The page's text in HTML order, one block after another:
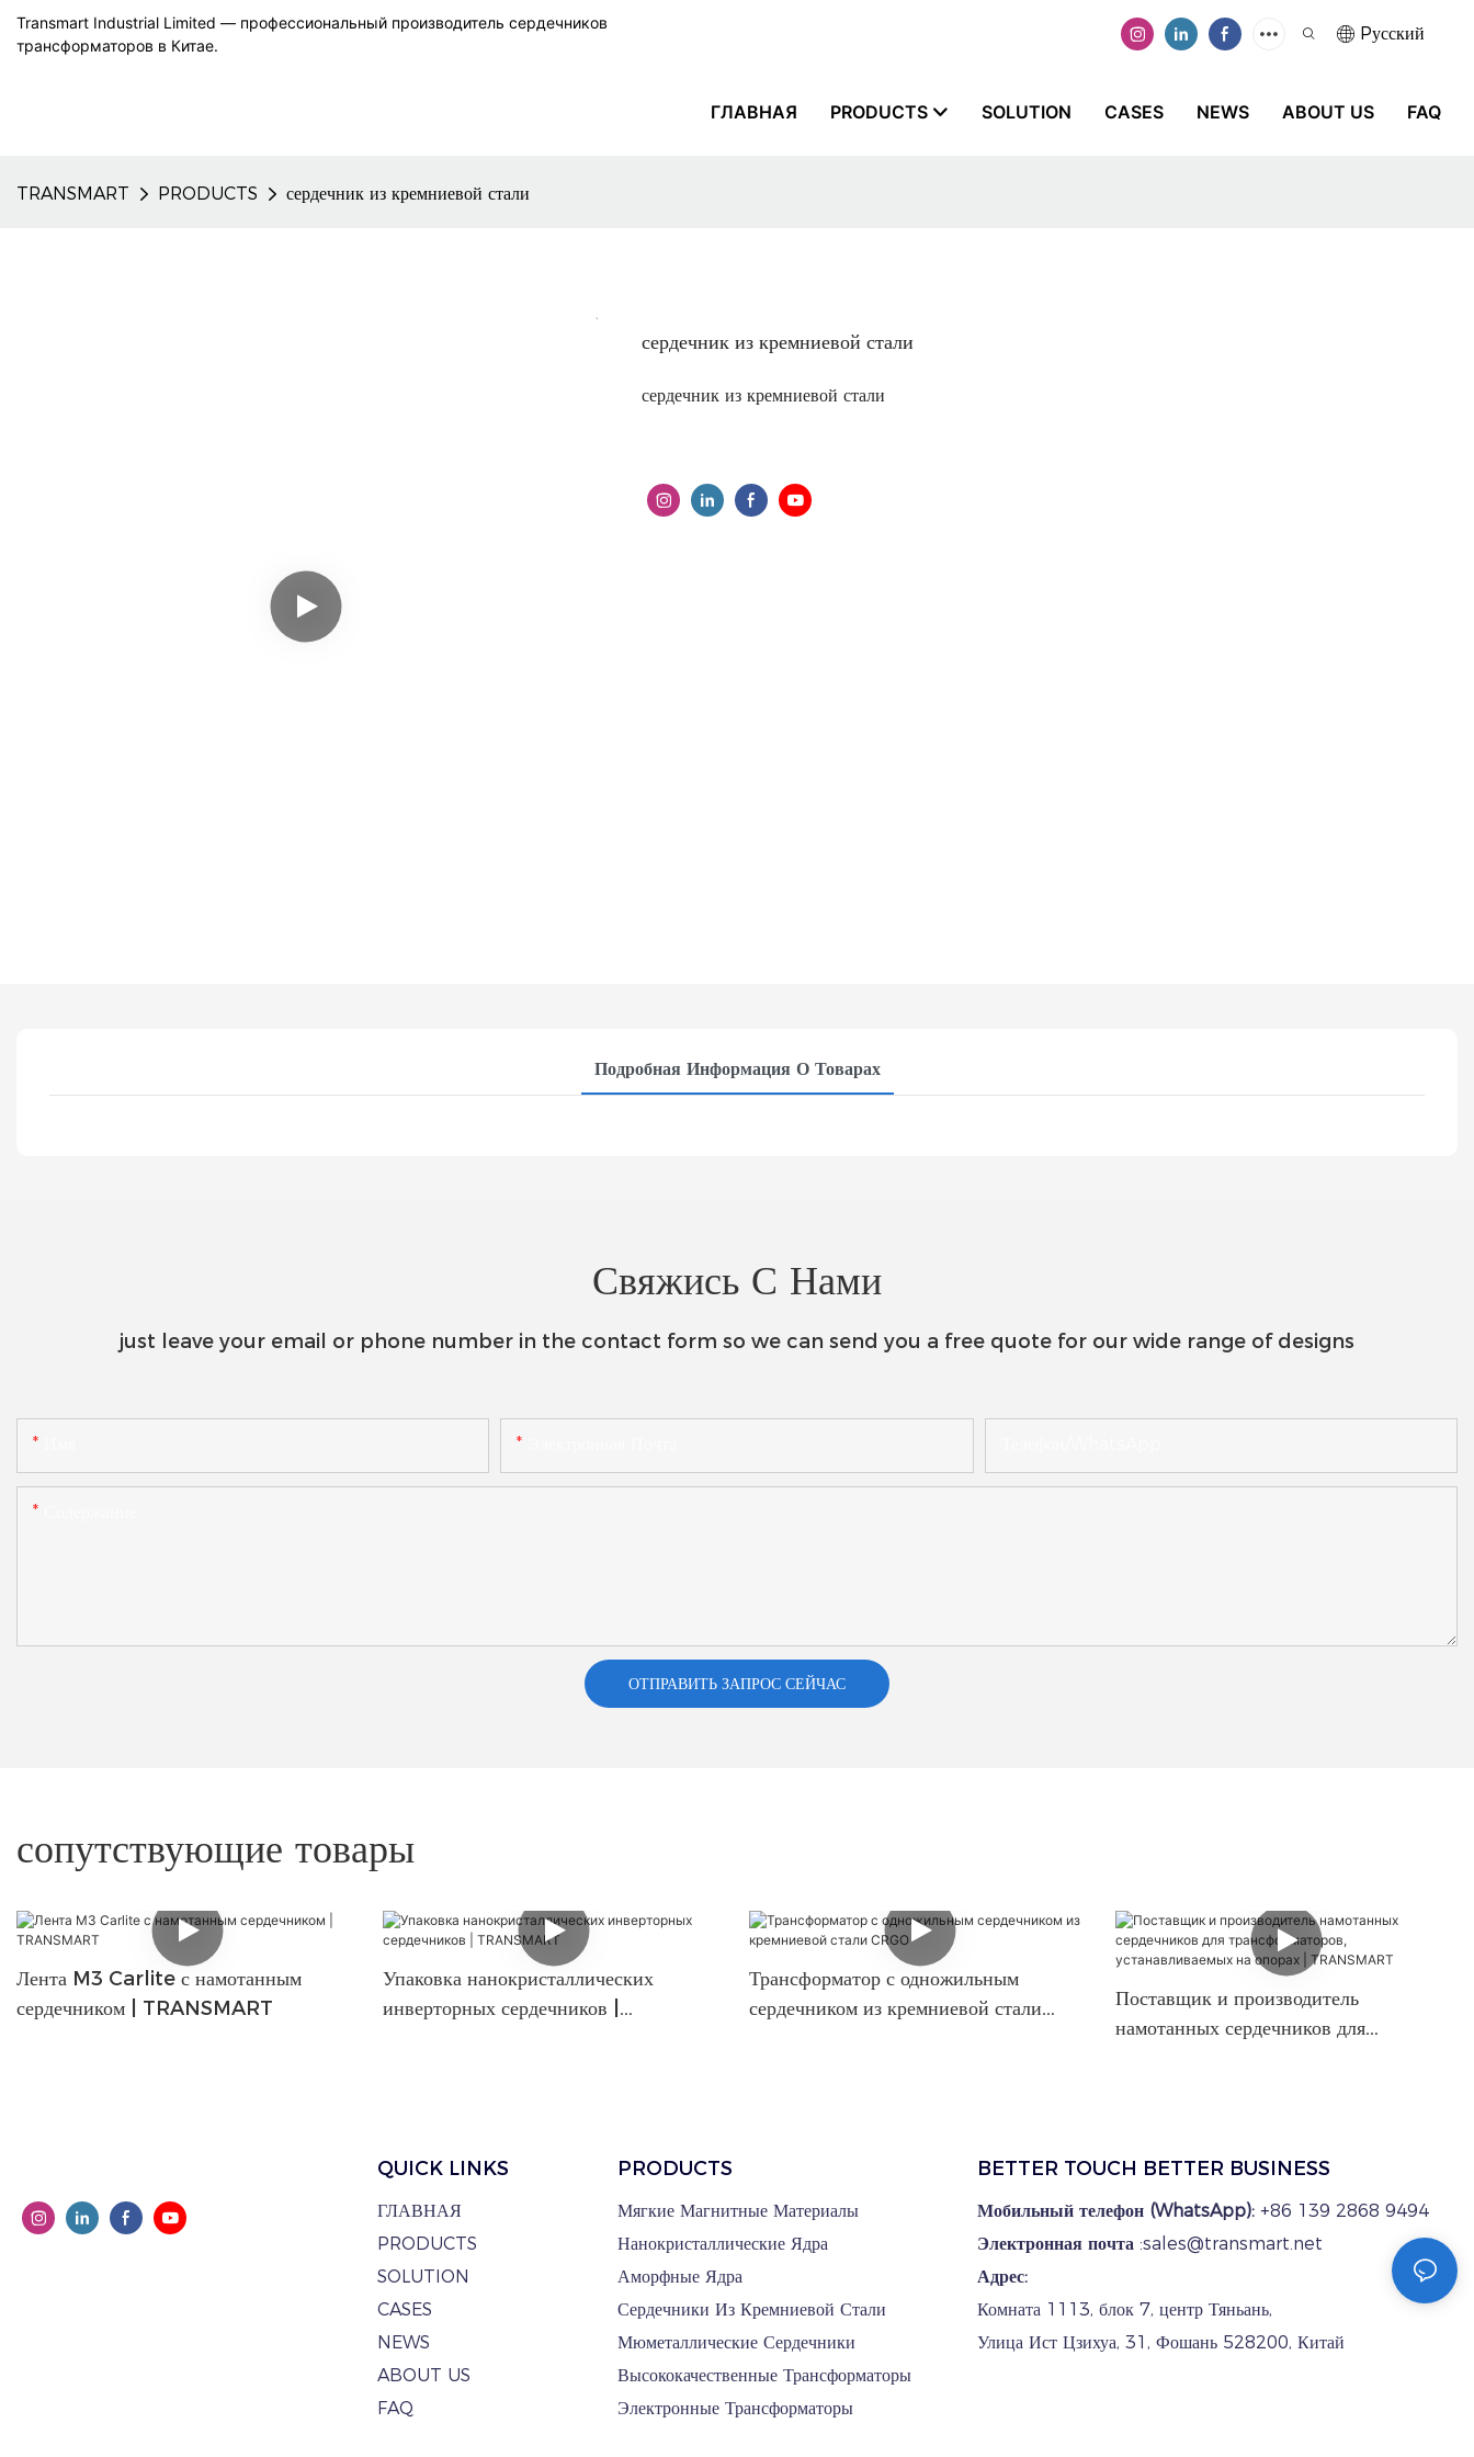
Transmart Industrial Limited — профессиональный производитель сердечников
трансформаторов в Китае.
Pусский
ГЛАВНАЯ PRODUCTS SOLUTION CASES NEWS ABOUT US FAQ
TRANSMART PRODUCTS сердечник из кремниевой стали
сердечник из кремниевой стали
сердечник из кремниевой стали
Подробная Информация О Товарах
Свяжись С Нами
just leave your email or phone number in the contact form so we can send you a free quote for our wide range of designs
ОТПРАВИТЬ ЗАПРОС СЕЙЧАС
сопутствующие товары
Лента M3 Carlite с намотанным
сердечником | TRANSMART
Упаковка нанокристаллических
инверторных сердечников |
Трансформатор с одножильным
сердечником из кремниевой стали
Поставщик и производитель
намотанных сердечников для
QUICK LINKS
ГЛАВНАЯ
PRODUCTS
SOLUTION
CASES
NEWS
ABOUT US
FAQ
PRODUCTS
Мягкие Магнитные Материалы
Нанокристаллические Ядра
Аморфные Ядра
Сердечники Из Кремниевой Стали
Мюметаллические Сердечники
Высококачественные Трансформаторы
Электронные Трансформаторы
BETTER TOUCH BETTER BUSINESS
Мобильный телефон (WhatsApp): +86 139 2868 9494
Электронная почта :sales@transmart.net
Адрес:
Комната 1113, блок 7, центр Тяньань,
Улица Ист Цзихуа, 31, Фошань 528200, Китай